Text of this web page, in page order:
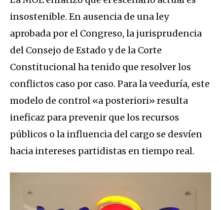
insostenible. En ausencia de una ley
aprobada por el Congreso, la jurisprudencia
del Consejo de Estado y de la Corte
Constitucional ha tenido que resolver los
conflictos caso por caso. Para la veeduría, este
modelo de control «a posteriori» resulta
ineficaz para prevenir que los recursos
públicos o la influencia del cargo se desvíen
hacia intereses partidistas en tiempo real.